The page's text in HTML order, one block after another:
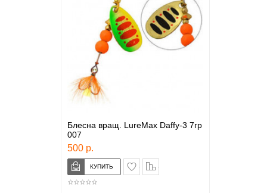
Блесна вращ. LureMax Daffy-3 7гр
007
500 р.
в закладки